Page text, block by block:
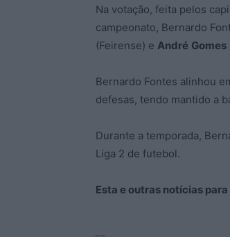
Na votação, feita pelos
campeonato, Bernardo
(Feirense) e André Gomes
Bernardo Fontes alinhou
defesas, tendo mantido a
Durante a temporada,
Liga 2 de futebol.
Esta e outras notícias